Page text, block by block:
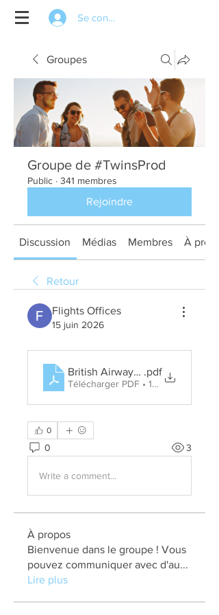
Se connecter
Groupes
Groupe de #TwinsProd
Public · 341 membres
Rejoindre
Discussion Médias Membres À
Retour
Flights Offices
15 juin 2026
British Airways Amsterdam
.pdf
Télécharger PDF • 120KB
0
0 3
Write a comment...
À propos
Bienvenue dans le groupe ! Vous
pouvez communiquer avec d'au...
Lire plus